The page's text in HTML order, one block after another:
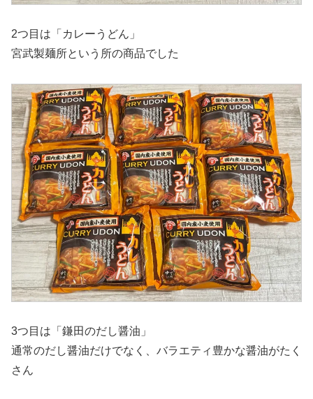
2つ目は「カレーうどん」
宮武製麺所という所の商品でした
3つ目は「鎌田のだし醤油」
通常のだし醤油だけでなく、バラエティ豊かな醤油がたく
さん